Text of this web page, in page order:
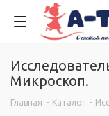
Микроскоп.
Главная - Каталог -